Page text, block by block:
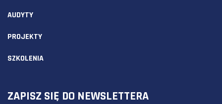
AUDYTY
PROJEKTY
SZKOLENIA
ZAPISZ SIĘ DO NEWSLETTERA